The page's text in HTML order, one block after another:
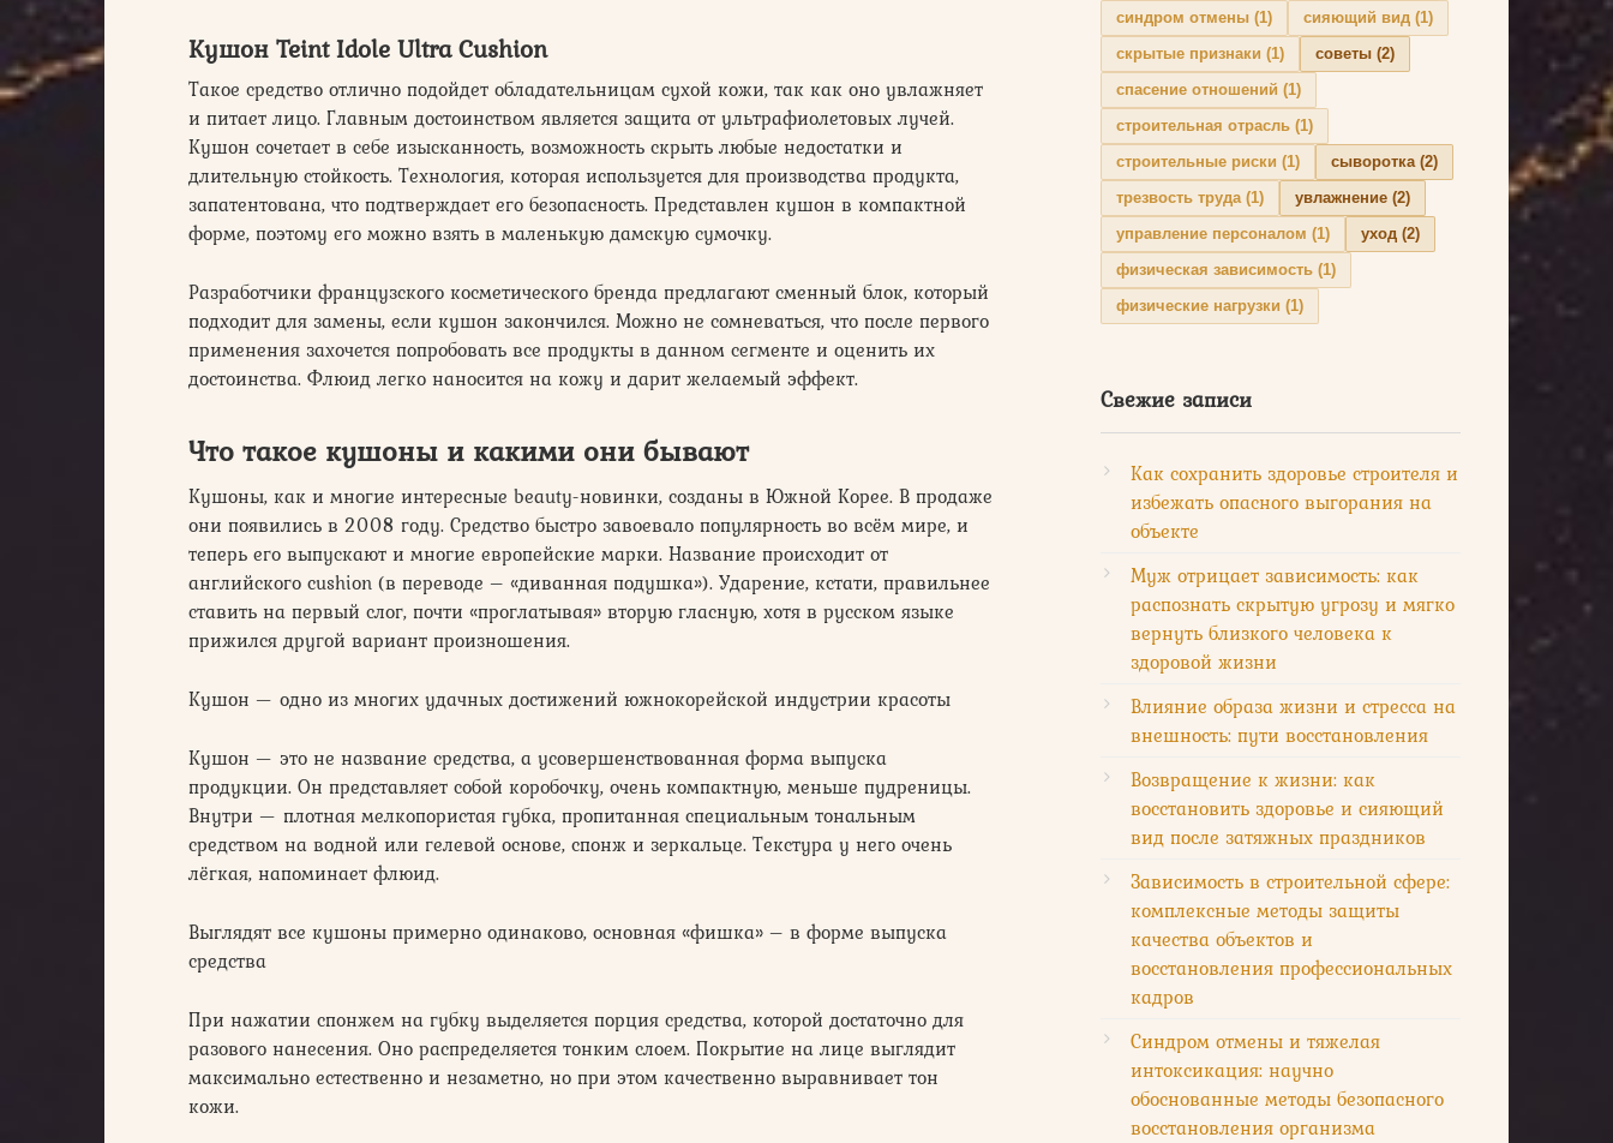
Кушон Teint Idole Ultra Cushion
Такое средство отлично подойдет обладательницам сухой кожи, так как оно увлажняет
и питает лицо. Главным достоинством является защита от ультрафиолетовых лучей.
Кушон сочетает в себе изысканность, возможность скрыть любые недостатки и
длительную стойкость. Технология, которая используется для производства продукта,
запатентована, что подтверждает его безопасность. Представлен кушон в компактной
форме, поэтому его можно взять в маленькую дамскую сумочку.
Разработчики французского косметического бренда предлагают сменный блок, который
подходит для замены, если кушон закончился. Можно не сомневаться, что после первого
применения захочется попробовать все продукты в данном сегменте и оценить их
достоинства. Флюид легко наносится на кожу и дарит желаемый эффект.
Что такое кушоны и какими они бывают
Кушоны, как и многие интересные beauty-новинки, созданы в Южной Корее. В продаже
они появились в 2008 году. Средство быстро завоевало популярность во всём мире, и
теперь его выпускают и многие европейские марки. Название происходит от
английского cushion (в переводе – «диванная подушка»). Ударение, кстати, правильнее
ставить на первый слог, почти «проглатывая» вторую гласную, хотя в русском языке
прижился другой вариант произношения.
Кушон — одно из многих удачных достижений южнокорейской индустрии красоты
Кушон — это не название средства, а усовершенствованная форма выпуска
продукции. Он представляет собой коробочку, очень компактную, меньше пудреницы.
Внутри — плотная мелкопористая губка, пропитанная специальным тональным
средством на водной или гелевой основе, спонж и зеркальце. Текстура у него очень
лёгкая, напоминает флюид.
Выглядят все кушоны примерно одинаково, основная «фишка» – в форме выпуска
средства
При нажатии спонжем на губку выделяется порция средства, которой достаточно для
разового нанесения. Оно распределяется тонким слоем. Покрытие на лице выглядит
максимально естественно и незаметно, но при этом качественно выравнивает тон
кожи.
синдром отмены (1) сияющий вид (1)
скрытые признаки (1) советы (2)
спасение отношений (1)
строительная отрасль (1)
строительные риски (1) сыворотка(2)
трезвость труда(1) увлажнение (2)
управление персоналом (1) уход (2)
физическая зависимость (1)
физические нагрузки (1)
Свежие записи
Как сохранить здоровье строителя и
избежать опасного выгорания на
объекте
Муж отрицает зависимость: как
распознать скрытую угрозу и мягко
вернуть близкого человека к
здоровой жизни
Влияние образа жизни и стресса на
внешность: пути восстановления
Возвращение к жизни: как
восстановить здоровье и сияющий
вид после затяжных праздников
Зависимость в строительной сфере:
комплексные методы защиты
качества объектов и
восстановления профессиональных
кадров
Синдром отмены и тяжелая
интоксикация: научно
обоснованные методы безопасного
восстановления организма